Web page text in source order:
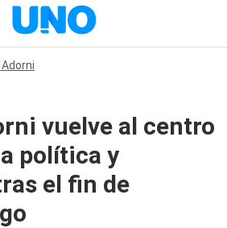
vuelve al centro
política y
el fin de